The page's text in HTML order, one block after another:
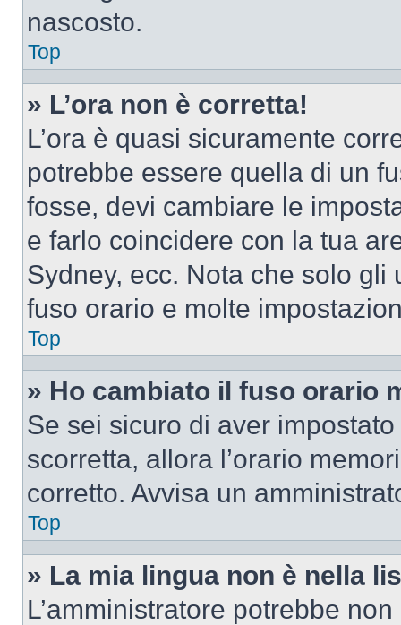
nascosto.
Top
» L’ora non è corretta!
L’ora è quasi sicuramente
potrebbe essere quella di un
fosse, devi cambiare le
e farlo coincidere con la tua
Sydney, ecc. Nota che solo
fuso orario e molte
Top
» Ho cambiato il fuso orario
Se sei sicuro di aver
scorretta, allora l’orario
corretto. Avvisa un
Top
» La mia lingua non è nella
L’amministratore potrebbe